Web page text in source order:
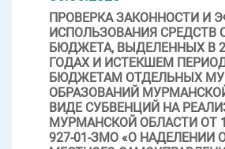
ПРОВЕРКА ЗАКОННОСТИ И
ИСПОЛЬЗОВАНИЯ СРЕДСТВ
БЮДЖЕТА, ВЫДЕЛЕННЫХ В
ГОДАХ И ИСТЕКШЕМ
БЮДЖЕТАМ ОТДЕЛЬНЫХ
ОБРАЗОВАНИЙ
ВИДЕ СУБВЕНЦИЙ НА
МУРМАНСКОЙ ОБЛАСТИ ОТ
927-01-ЗМО «О НАДЕЛЕНИИ